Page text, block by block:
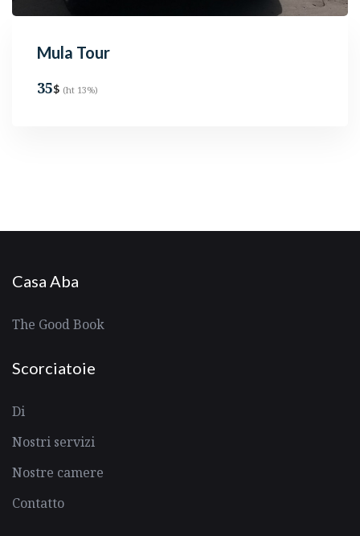
Mula Tour
35$ (ht 13%)
Casa Aba
The Good Book
Scorciatoie
Di
Nostri servizi
Nostre camere
Contatto